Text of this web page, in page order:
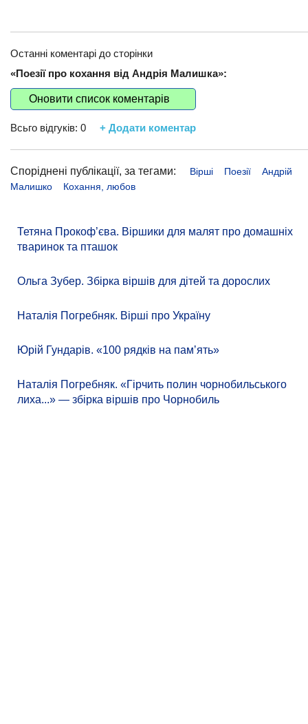
Останні коментарі до сторінки
«Поезії про кохання від Андрія Малишка»:
Оновити список коментарів
Всьго відгуків: 0 + Додати коментар
Споріднені публікації, за тегами: Вірші Поезії
Андрій
Малишко
Кохання, любов
Тетяна Прокоф’єва. Віршики для малят про домашніх
тваринок та пташок
Ольга Зубер. Збірка віршів для дітей та дорослих
Наталія Погребняк. Вірші про Україну
Юрій Гундарів. «100 рядків на памʼять»
Наталія Погребняк. «Гірчить полин чорнобильського
лиха...» — збірка віршів про Чорнобиль